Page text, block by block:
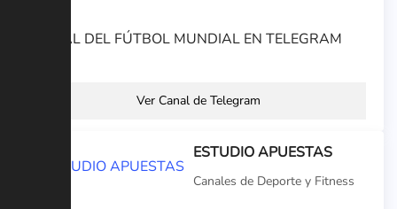
CANAL DEL FÚTBOL MUNDIAL EN TELEGRAM
Ver Canal de Telegram
ESTUDIO APUESTAS
Canales de Deporte y Fitness